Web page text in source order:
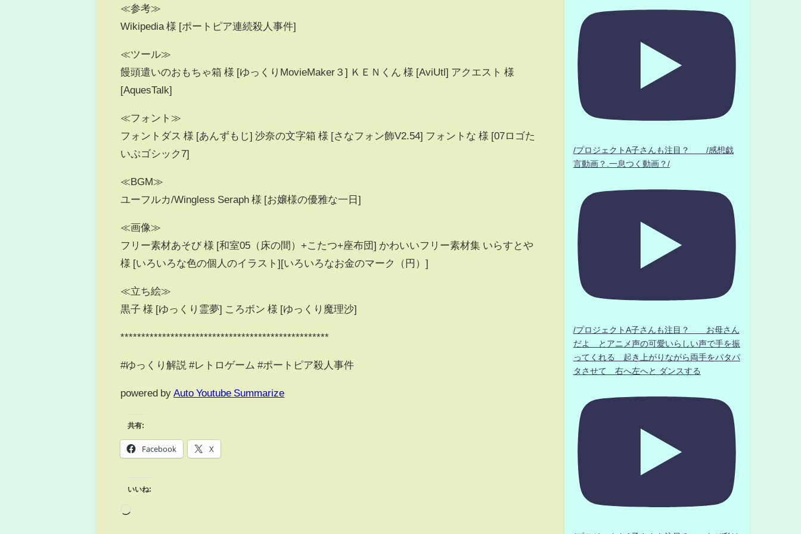
≪参考≫
Wikipedia 様 [ポートピア連続殺人事件]
≪ツール≫
饅頭遣いのおもちゃ箱 様 [ゆっくりMovieMaker３] ＫＥＮくん 様 [AviUtl] アクエスト 様
[AquesTalk]
≪フォント≫
フォントダス 様 [あんずもじ] 沙奈の文字箱 様 [さなフォン飾V2.54] フォントな 様 [07ロゴた
いぷゴシック7]
≪BGM≫
ユーフルカ/Wingless Seraph 様 [お嬢様の優雅な一日]
≪画像≫
フリー素材あそび 様 [和室05（床の間）+こたつ+座布団] かわいいフリー素材集 いらすとや
様 [いろいろな色の個人のイラスト][いろいろなお金のマーク（円）]
≪立ち絵≫
黒子 様 [ゆっくり霊夢] ころボン 様 [ゆっくり魔理沙]
**************************************************
#ゆっくり解説 #レトロゲーム #ポートピア殺人事件
powered by Auto Youtube Summarize
共有:
Facebook X
いいね:
/プロジェクトA子さんも注目？ /感想戯
言動画？.一息つく動画？/
/プロジェクトA子さんも注目？ お母さん
だよ とアニメ声の可愛いらしい声で手を振
ってくれる 起き上がりながら両手をパタパ
タさせて 右へ左へと ダンスする